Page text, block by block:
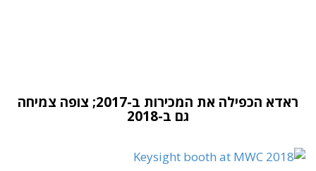
ראדא הכפילה את המכירות ב-2017; צופה צמיחה
גם ב-2018